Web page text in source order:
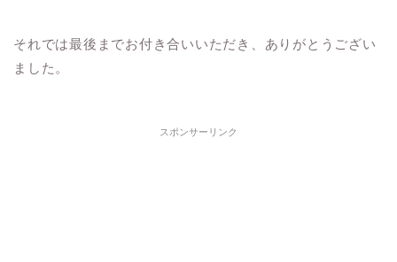
それでは最後までお付き合いいただき、ありがとうござい
ました。
スポンサーリンク